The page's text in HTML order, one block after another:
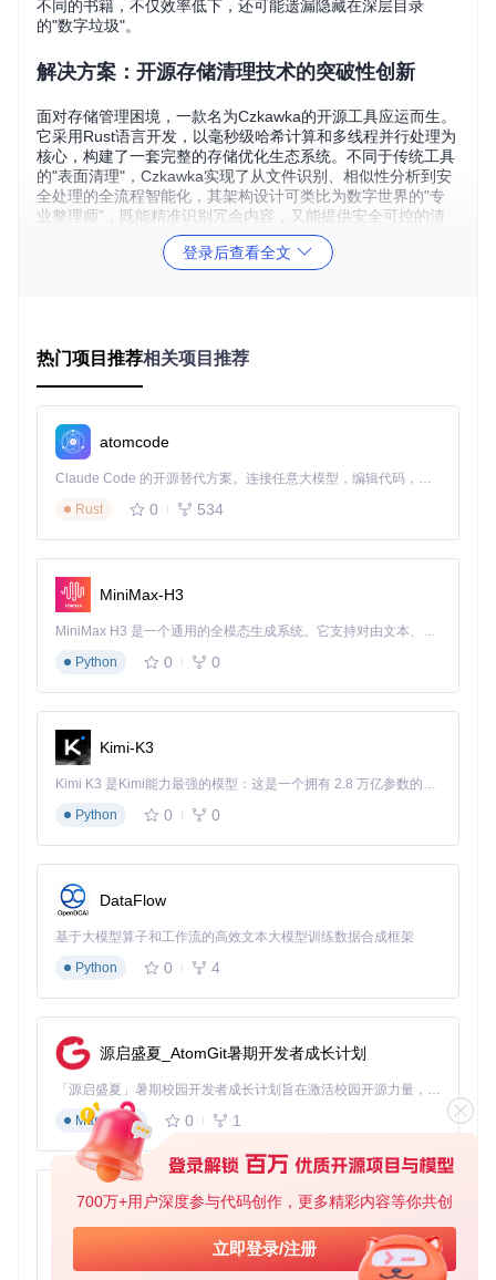
700万+用户深度参与代码创作，更多精彩内容等你共创
立即登录/注册
不同的书籍，不仅效率低下，还可能遗漏隐藏在深层目录
的"数字垃圾"。
解决方案：开源存储清理技术的突破性创新
面对存储管理困境，一款名为Czkawka的开源工具应运而生。
它采用Rust语言开发，以毫秒级哈希计算和多线程并行处理为
核心，构建了一套完整的存储优化生态系统。不同于传统工具
的"表面清理"，Czkawka实现了从文件识别、相似性分析到安
全处理的全流程智能化，其架构设计可类比为数字世界的"专
业整理师"，既能精准识别冗余内容，又能提供安全可控的清
1. 重复文件定位系统
技术原理
：采用xxHash64算法结合分块校验技术，先比对文
件大小进行快速筛选，再对候选文件计算滚动哈希值，实现百
万级文件的秒级比对。这如同指纹识别技术，即使文件名和路
应用价值：某设计工作室使用后，重复文件识别准确率提升至
99.8%，清理效率提高400%，单次扫描释放空间达87GB。
2. 视觉相似性分析引擎
问题场景
需要3小时/周。
弦相似度计算，可识别旋转、裁剪、压缩等不同版本的相似图
片。这就像艺术鉴赏家能分辨同一主题的不同画作版本，即使
色调和构图略有差异也能准确归类。
应用价值
库，识别准确率达92%，平均每组相似图片可节省45%的存储
空间。
3. 系统冗余文件扫描器
问题场景：程序员小王的开发环境中积累了大量零字节文件和
无效符号链接，影响系统性能。
技术原理
别空文件、损坏链接、临时文件等系统冗余。这如同建筑安检
员检查房屋结构中的空鼓和裂缝，及时发现潜在的系统"安全
隐患"。
应用价值：企业用户实测显示，系统冗余文件清理可使文件系
4. 音频内容去重技术
问题场景 ：音乐爱好者小陈的收藏中有大量同一首歌的不同格
式版本，占用空间且管理混乱。
技术原理：通过音频指纹提取和频谱分析，识别不同格式、比
特率的同一首音乐。这就像音乐评论家能识别同一首曲子的不
同演奏版本，即使编曲和乐器配置不同也能准确判断。
应用价值：音乐库测试中，成功识别出85%的相似音频文件，
平均每100首歌曲可节省6GB存储空间。
5. 视频优化处理模块
：自媒体创作者小赵需要存储大量原始视频素材，存
储空间捉襟见肘。
登录后查看全文
热门项目推荐相关项目推荐
atomcode
Claude Code 的开源替代方案。连接任意大模型，编辑代码，运行命令，自动验证 — 全自动执行。用 Rust 构建，极致性能。 ｜ An open-source alternative to Claude Code. Connect any LLM, edit code, run commands, and verify changes — autonomously. Built in Rust for speed. Get Started
Rust
0 534
MiniMax-H3
MiniMax H3 是一个通用的全模态生成系统。它支持对由文本、图像、视频和音频组成的多模态上下文进行统一理解，并能生成分辨率高达 2K、时长可达 15 秒的带原生立体声音频的视频。得益于面向任务泛化的系统设计，H3 在预训练阶段就已具备广泛的多模态上下文理解与生成能力，能够出色地执行复杂的多模态指令。
Python
0 0
Kimi-K3
Kimi K3 是Kimi能力最强的模型：这是一个拥有 2.8 万亿参数的混合专家（MoE）模型，具备原生视觉理解能力，并支持 100 万 token 的上下文窗口。
Python
0 0
DataFlow
基于大模型算子和工作流的高效文本大模型训练数据合成框架
Python
0 4
源启盛夏_AtomGit暑期开发者成长计划
「源启盛夏」暑期校园开发者成长计划旨在激活校园开源力量，通过积分激励、认证扶持、资源倾斜等形式，引导高校组织和开发者完成「入驻 — 建项目 — 做贡献 — 获认证 — 得资源」的完整闭环。无论你是想带领社团入驻平台的组织者，还是希望用代码贡献证明自己的开发者，都能在这里找到属于你的成长路径。
Markdown
0 1
py-xiaozhi
基于Python的Xiaozhi AI，适用于想要完整Xiaozhi体验而无需拥有专用硬件的用户。
Python
0 1